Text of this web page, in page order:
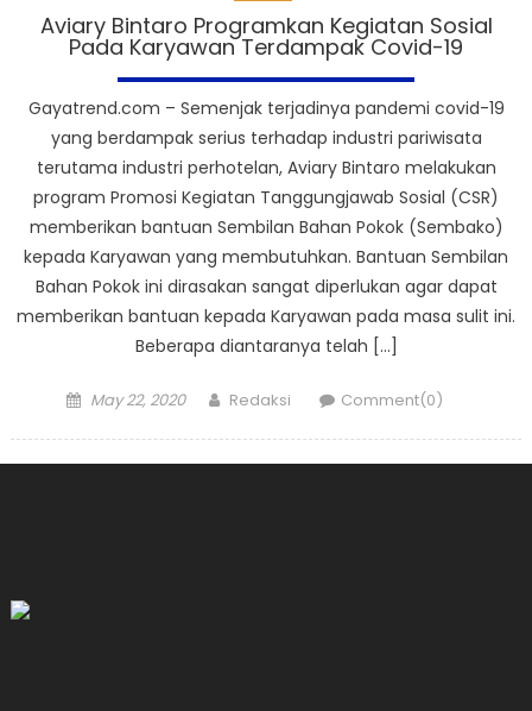
Aviary Bintaro Programkan Kegiatan Sosial
Pada Karyawan Terdampak Covid-19
Gayatrend.com – Semenjak terjadinya pandemi covid-19
yang berdampak serius terhadap industri pariwisata
terutama industri perhotelan, Aviary Bintaro melakukan
program Promosi Kegiatan Tanggungjawab Sosial (CSR)
memberikan bantuan Sembilan Bahan Pokok (Sembako)
kepada Karyawan yang membutuhkan. Bantuan Sembilan
Bahan Pokok ini dirasakan sangat diperlukan agar dapat
memberikan bantuan kepada Karyawan pada masa sulit ini.
Beberapa diantaranya telah […]
Posted
May 22, 2020 Author
Redaksi Comment(0)